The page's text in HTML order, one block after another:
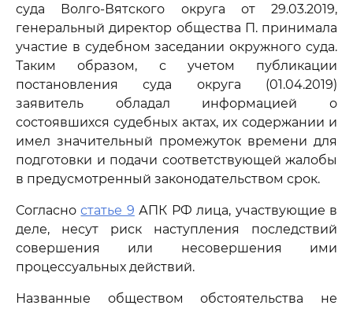
суда Волго-Вятского округа от 29.03.2019,
генеральный директор общества П. принимала
участие в судебном заседании окружного суда.
Таким образом, с учетом публикации
постановления суда округа (01.04.2019)
заявитель обладал информацией о
состоявшихся судебных актах, их содержании и
имел значительный промежуток времени для
подготовки и подачи соответствующей жалобы
в предусмотренный законодательством срок.
Согласностатье 9 АПК РФ лица, участвующие в
деле, несут риск наступления последствий
совершения или несовершения ими
процессуальных действий.
Названные обществом обстоятельства не